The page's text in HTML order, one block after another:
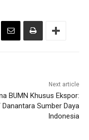
Next article
BUMN Khusus Ekspor:
Danantara Sumber Daya
Indonesia